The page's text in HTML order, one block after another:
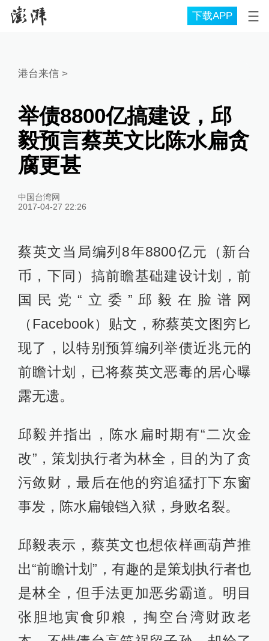
下载APP
港台来信>
举债8800亿搞建设，邱
毅预言蔡英文比陈水扁贪
腐更甚
中国台湾网
2017-04-27 22:26
蔡英文当局编列8年8800亿元（新台
币，下同）搞前瞻基础建设计划，前
国民党“立委”邱毅在脸谱网
（Facebook）贴文，称蔡英文图穷匕
现了，以特别预算编列举债近兆元的
前瞻计划，已将蔡英文恶毒的居心曝
露无遗。
邱毅并指出，陈水扁时期有“二次金
改”，策划执行者为林全，目的为了贪
污敛财，最后在他的穷追猛打下东窗
事发，陈水扁锒铛入狱，身败名裂。
邱毅表示，蔡英文也想依样画葫芦推
出“前瞻计划”，有趣的是策划执行者也
是林全，但手法更加恶劣霸道。明目
张胆地寅食卯粮，掏空台湾财政老